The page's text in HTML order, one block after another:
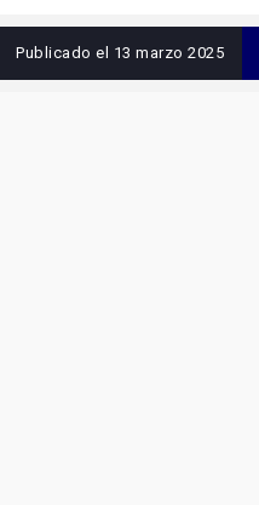
Publicado el 13 marzo 2025